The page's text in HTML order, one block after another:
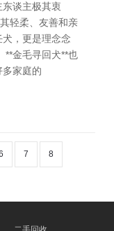
谈主极其衷
轻柔、友善和亲
，更是理念念
**金毛寻回犬**也
家庭的
7 8